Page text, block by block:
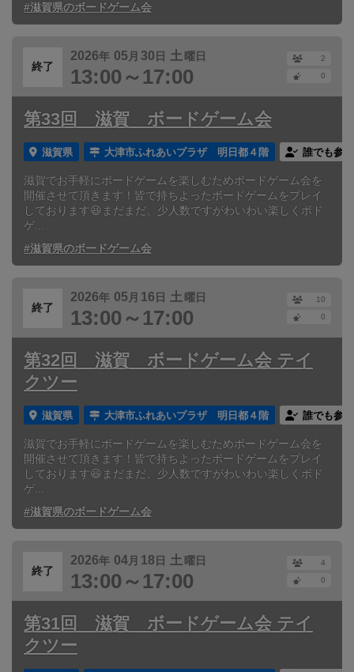
#滋賀県のボードゲーム会
終了
2026年 05 月 30 日 土 曜日
13:00～17:00
2
0
第33回 滋賀 ボードゲーム会
滋賀県 大津市ふれあいプラザ 明日都４階 誰でも参加
滋賀でお手軽にボードゲームを楽しむためボードゲーム会を
開催させて頂きます！皆で持ちよったボードゲームをプレイ
しております😆まだまだ、少人数ですがわいわい楽しくボド
ゲ...
#滋賀県のボードゲーム会
終了
2026年 05 月 16 日 土 曜日
13:00～17:00
10
0
第32回 滋賀 ボードゲーム会 テイ
クツー
滋賀県 大津市ふれあいプラザ 明日都４階 誰でも参加
滋賀でお手軽にボードゲームを楽しむためボードゲーム会を
開催させて頂きます！皆で持ちよったボードゲームをプレイ
しております😆まだまだ、少人数ですがわいわい楽しくボド
ゲ...
#滋賀県のボードゲーム会
終了
2026年 04月 18 日 土 曜日
13:00～17:00
4
0
第31回 滋賀 ボードゲーム会 テイ
クツー